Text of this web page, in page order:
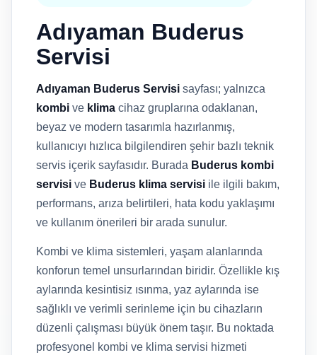
Adıyaman Buderus
Servisi
Adıyaman Buderus Servisi sayfası; yalnızca
kombi ve klima cihaz gruplarına odaklanan,
beyaz ve modern tasarımla hazırlanmış,
kullanıcıyı hızlıca bilgilendiren şehir bazlı teknik
servis içerik sayfasıdır. Burada Buderus kombi
servisi ve Buderus klima servisi ile ilgili bakım,
performans, arıza belirtileri, hata kodu yaklaşımı
ve kullanım önerileri bir arada sunulur.
Kombi ve klima sistemleri, yaşam alanlarında
konforun temel unsurlarından biridir. Özellikle kış
aylarında kesintisiz ısınma, yaz aylarında ise
sağlıklı ve verimli serinleme için bu cihazların
düzenli çalışması büyük önem taşır. Bu noktada
profesyonel kombi ve klima servisi hizmeti